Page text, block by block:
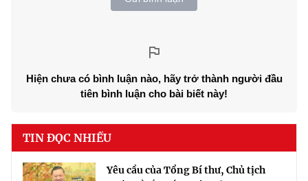
Hiện chưa có bình luận nào, hãy trở thành người đầu
tiên bình luận cho bài biết này!
TIN ĐỌC NHIỀU
Yêu cầu của Tổng Bí thư, Chủ tịch